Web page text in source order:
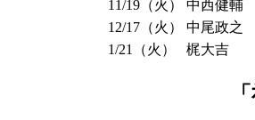
11/19（火）
中西健輔
12/17（火）
中尾政之
1/21（火）
梶大吉